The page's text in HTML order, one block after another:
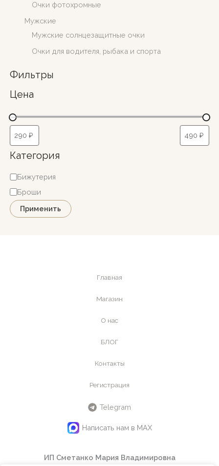
Очки фотохромные
Мужские
Мужские солнцезащитные очки
Очки для водителя, рыбака и спорта
Фильтры
Цена
Категория
К
а
т
Бижутерия
Броши
Применить
Главная
Магазин
О нас
БЛОГ
Контакты
Регистрация
Telegram
Написать нам в MAX
ИП Сметанко Мария Владимировна